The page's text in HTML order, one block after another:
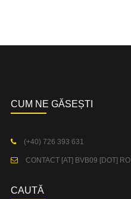
CUM NE GĂSEȘTI
(+40) 726 393 631
CONTACT [AT] BVB09 [DOT] RO
CAUTĂ